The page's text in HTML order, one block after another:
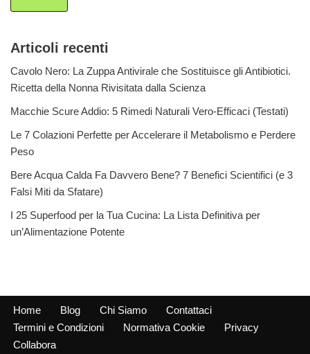
Articoli recenti
Cavolo Nero: La Zuppa Antivirale che Sostituisce gli Antibiotici.
Ricetta della Nonna Rivisitata dalla Scienza
Macchie Scure Addio: 5 Rimedi Naturali Vero-Efficaci (Testati)
Le 7 Colazioni Perfette per Accelerare il Metabolismo e Perdere
Peso
Bere Acqua Calda Fa Davvero Bene? 7 Benefici Scientifici (e 3
Falsi Miti da Sfatare)
I 25 Superfood per la Tua Cucina: La Lista Definitiva per
un’Alimentazione Potente
Home Blog Chi Siamo
Contattaci
Termini e Condizioni
Normativa Cookie
Privacy
Collabora